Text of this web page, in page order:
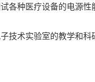
各种医疗设备的电源
技术实验室的教学和